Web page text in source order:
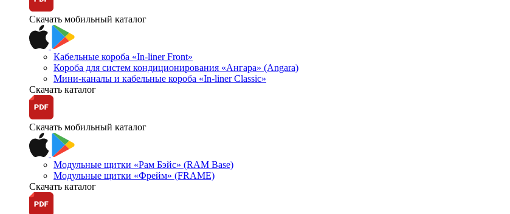
Скачать мобильный каталог
Кабельные короба «In-liner Front»
Короба для систем кондиционирования «Ангара» (Angara)
Мини-каналы и кабельные короба «In-liner Classic»
Скачать каталог
Скачать мобильный каталог
Модульные щитки «Рам Бэйс» (RAM Base)
Модульные щитки «Фрейм» (FRAME)
Скачать каталог